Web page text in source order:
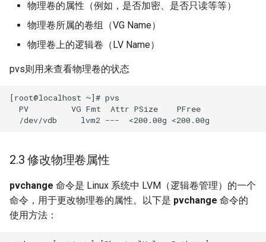
物理卷的属性（例如，是否加密、是否只读等等）
物理卷所属的卷组（VG Name）
物理卷上的逻辑卷（LV Name）
pvs则用来查看物理卷的状态
[root@localhost ~]# pvs
  PV         VG Fmt  Attr PSize    PFree
2.3 修改物理卷属性
pvchange 命令是 Linux 系统中 LVM（逻辑卷管理）的一个
命令，用于更改物理卷的属性。以下是 pvchange 命令的
使用方法：